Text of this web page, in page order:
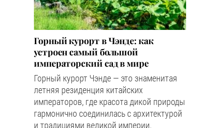
Горный курорт в Чэнде: как
устроен самый большой
императорский сад в мире
Горный курорт Чэнде — это знаменитая
летняя резиденция китайских
императоров, где красота дикой природы
гармонично соединилась с архитектурой
и традициями великой империи.